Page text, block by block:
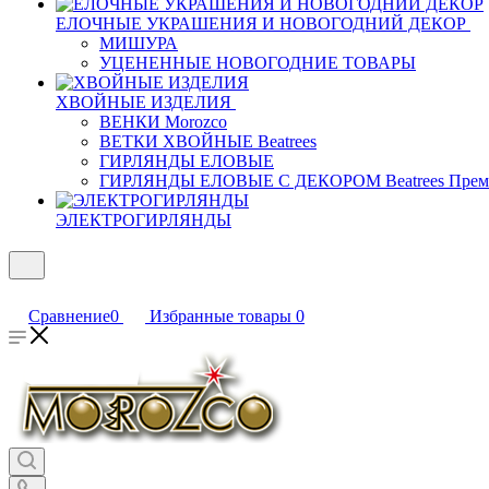
ЕЛОЧНЫЕ УКРАШЕНИЯ И НОВОГОДНИЙ ДЕКОР
МИШУРА
УЦЕНЕННЫЕ НОВОГОДНИЕ ТОВАРЫ
ХВОЙНЫЕ ИЗДЕЛИЯ
ВЕНКИ Morozco
ВЕТКИ ХВОЙНЫЕ Beatrees
ГИРЛЯНДЫ ЕЛОВЫЕ
ГИРЛЯНДЫ ЕЛОВЫЕ С ДЕКОРОМ Beatrees
ЭЛЕКТРОГИРЛЯНДЫ
Сравнение0 Избранные товары 0